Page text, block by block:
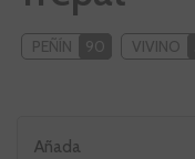
PEÑÍN 90 VIVINO
Añada